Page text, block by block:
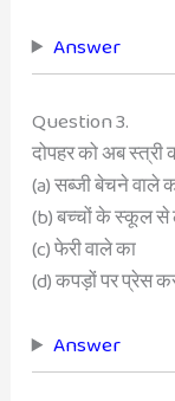
Answer
Question 3.
दोपहर को अब स्त्री
(a) सब्जी बेचने वाले
(b) बच्चों के स्कूल से
(c) फेरी वाले का
(d) कपड़ों पर प्रेस
Answer